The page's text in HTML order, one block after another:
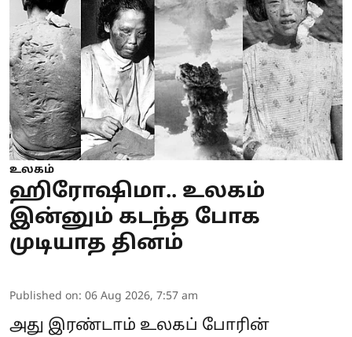
உலகம்
ஹிரோஷிமா.. உலகம்
இன்னும் கடந்த போக
முடியாத தினம்
Published on: 06 Aug 2026, 7:57 am
அது இரண்டாம் உலகப் போரின்